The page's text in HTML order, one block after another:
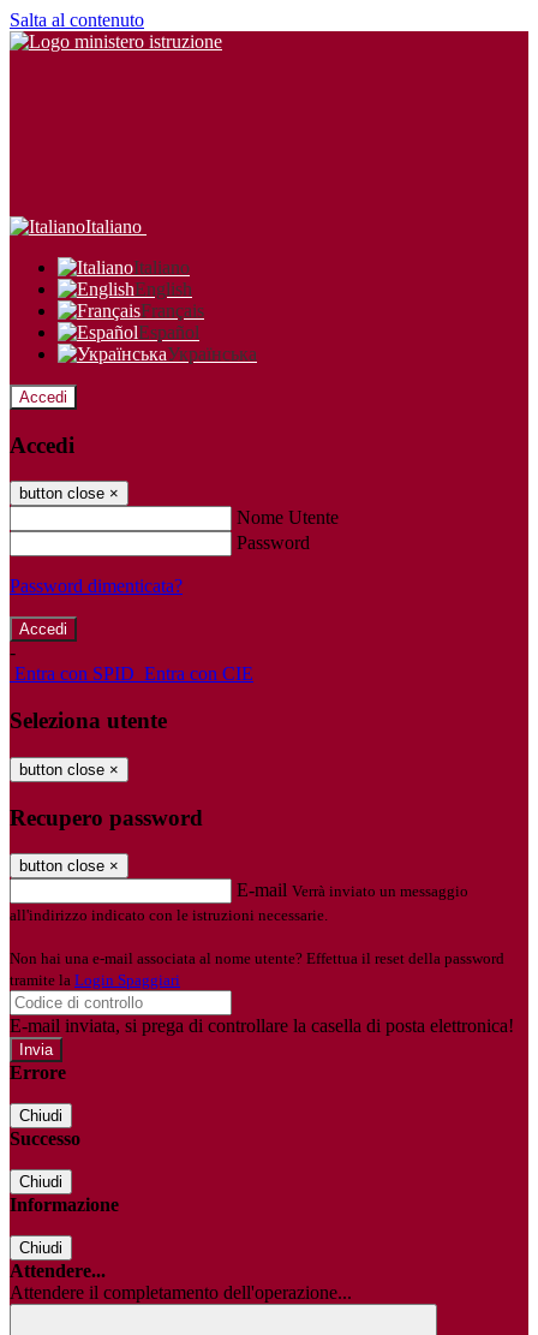
Salta al contenuto
Italiano
Italiano
English
Français
Español
Українська
Accedi
Accedi
button close ×
Nome Utente
Password
Password dimenticata?
-
Entra con SPID Entra con CIE
Seleziona utente
button close ×
Recupero password
button close ×
E-mail Verrà inviato un messaggio
all'indirizzo indicato con le istruzioni necessarie.
Non hai una e-mail associata al nome utente? Effettua il reset della password
tramite la Login Spaggiari
E-mail inviata, si prega di controllare la casella di posta elettronica!
Errore
Chiudi
Successo
Chiudi
Informazione
Chiudi
Attendere...
Attendere il completamento dell'operazione...